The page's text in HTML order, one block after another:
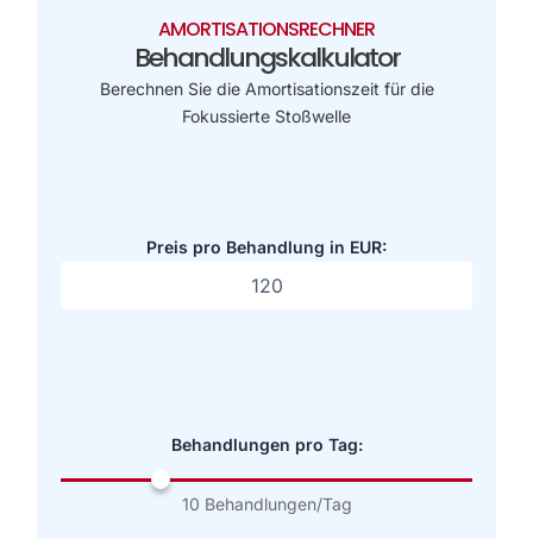
AMORTISATIONSRECHNER
Behandlungskalkulator
Berechnen Sie die Amortisationszeit für die
Fokussierte Stoßwelle
Preis pro Behandlung in EUR:
Behandlungen pro Tag:
10 Behandlungen/Tag